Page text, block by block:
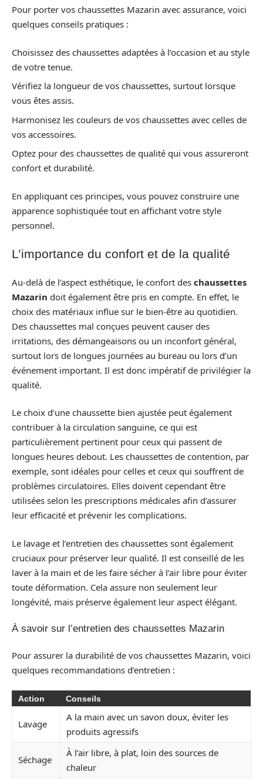
Pour porter vos chaussettes Mazarin avec assurance, voici
quelques conseils pratiques :
Choisissez des chaussettes adaptées à l’occasion et au style
de votre tenue.
Vérifiez la longueur de vos chaussettes, surtout lorsque
vous êtes assis.
Harmonisez les couleurs de vos chaussettes avec celles de
vos accessoires.
Optez pour des chaussettes de qualité qui vous assureront
confort et durabilité.
En appliquant ces principes, vous pouvez construire une
apparence sophistiquée tout en affichant votre style
personnel.
L’importance du confort et de la qualité
Au-delà de l’aspect esthétique, le confort des chaussettes
Mazarin doit également être pris en compte. En effet, le
choix des matériaux influe sur le bien-être au quotidien.
Des chaussettes mal conçues peuvent causer des
irritations, des démangeaisons ou un inconfort général,
surtout lors de longues journées au bureau ou lors d’un
événement important. Il est donc impératif de privilégier la
qualité.
Le choix d’une chaussette bien ajustée peut également
contribuer à la circulation sanguine, ce qui est
particulièrement pertinent pour ceux qui passent de
longues heures debout. Les chaussettes de contention, par
exemple, sont idéales pour celles et ceux qui souffrent de
problèmes circulatoires. Elles doivent cependant être
utilisées selon les prescriptions médicales afin d’assurer
leur efficacité et prévenir les complications.
Le lavage et l’entretien des chaussettes sont également
cruciaux pour préserver leur qualité. Il est conseillé de les
laver à la main et de les faire sécher à l’air libre pour éviter
toute déformation. Cela assure non seulement leur
longévité, mais préserve également leur aspect élégant.
À savoir sur l’entretien des chaussettes Mazarin
Pour assurer la durabilité de vos chaussettes Mazarin, voici
quelques recommandations d’entretien :
Action Conseils
Lavage
A la main avec un savon doux, éviter les
produits agressifs
Séchage
À l’air libre, à plat, loin des sources de
chaleur